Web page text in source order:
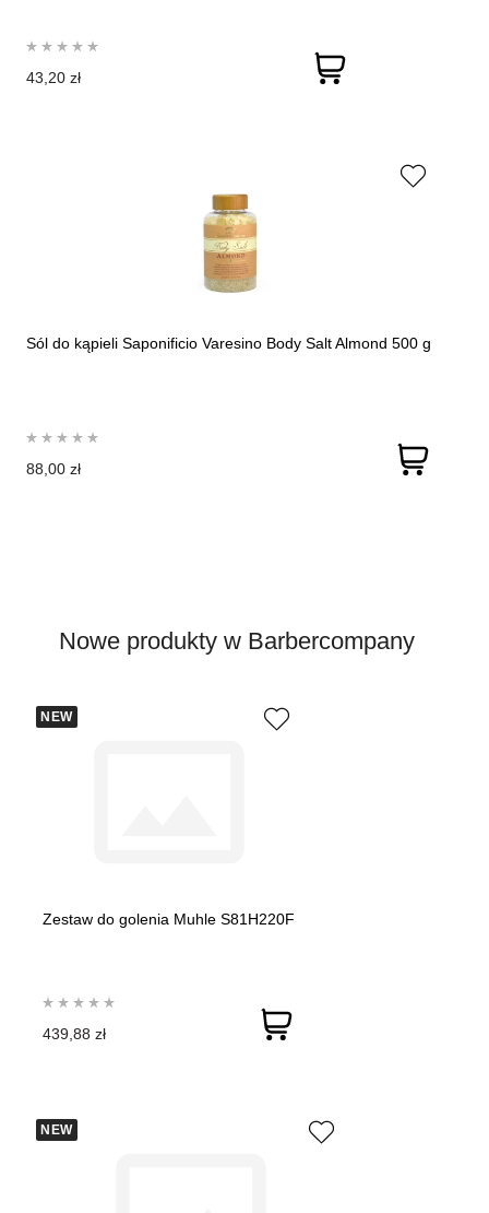
43,20 zł
Sól do kąpieli Saponificio Varesino Body Salt Almond 500 g
88,00 zł
Nowe produkty w Barbercompany
NEW
Zestaw do golenia Muhle S81H220F
439,88 zł
NEW